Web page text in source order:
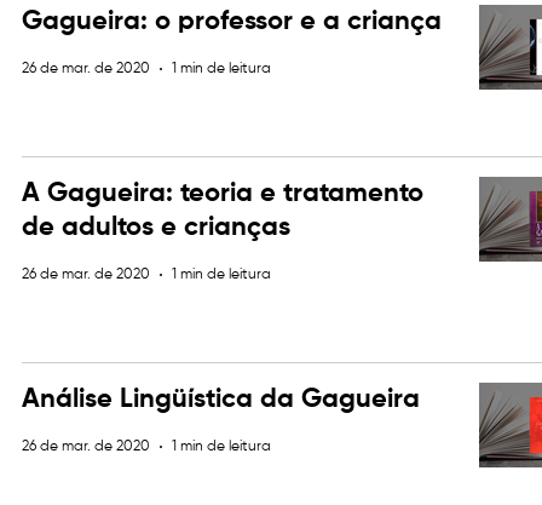
Gagueira: o professor e a criança
26 de mar. de 2020 1 min de leitura
A Gagueira: teoria e tratamento
de adultos e crianças
26 de mar. de 2020 1 min de leitura
Análise Lingüística da Gagueira
26 de mar. de 2020 1 min de leitura